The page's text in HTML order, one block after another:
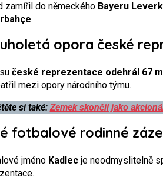
zamířil do německého Bayeru
.
opora české
české reprezentace odehrál 67
mezi opory národního týmu.
si také:Zemek skončil jako
fotbalové rodinné
jméno Kadlec je neodmyslitelně